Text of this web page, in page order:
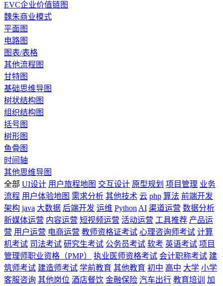
EVC企业价值链图
魏朱商业模式
平面图
电路图
图表/表格
其他流程图
甘特图
基础思维导图
树状结构图
组织结构图
括号图
树形图
鱼骨图
时间轴
其他思维导图
全部 UI设计 用户旅程地图 交互设计 原型规划 项目管理 业务
流程 用户体验地图 需求分析 其他技术 云 php 算法 前端开发
架构 java 大数据 后端开发 运维 Python AI 渠道运营 数据分析
新媒体运营 内容运营 短视频运营 活动运营 工具推荐 产品运
营 用户运营 电商运营 教师资格证考试 心理咨询师考试 计算
机考试 司法考试 研究生考试 公务员考试 软考 英语考试 项目
管理师职业资格（PMP）
执业医师资格考试 会计职称考试 建
筑师考试 建造师考试 学前教育 其他教育 初中 高中 大学 小学
客服咨询 其他岗位 酒店餐饮 金融保险 汽车出行 教育培训
加